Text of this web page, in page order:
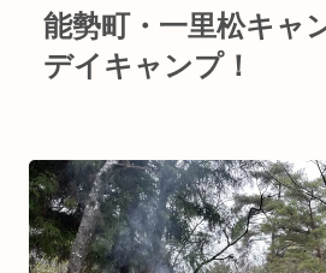
能勢町・一里松キャ
デイキャンプ！